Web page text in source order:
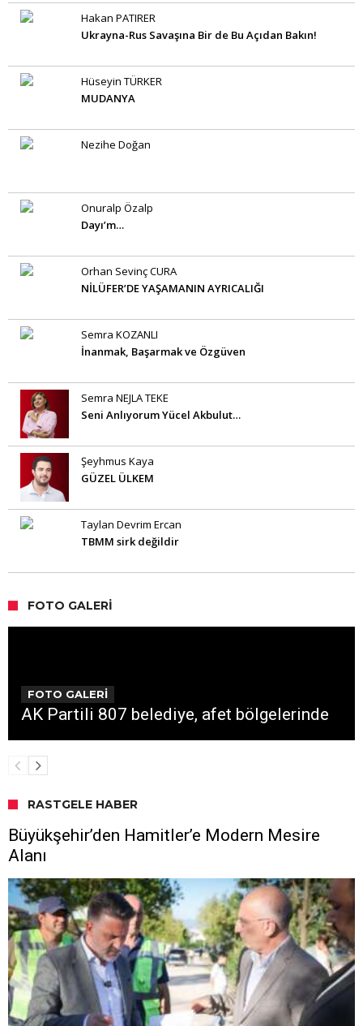
Hakan PATIRER
Ukrayna-Rus Savaşına Bir de Bu Açıdan Bakın!
Hüseyin TÜRKER
MUDANYA
Nezihe Doğan
Onuralp Özalp
Dayı’m…
Orhan Sevinç CURA
NİLÜFER’DE YAŞAMANIN AYRICALIĞI
Semra KOZANLI
İnanmak, Başarmak ve Özgüven
Semra NEJLA TEKE
Seni Anlıyorum Yücel Akbulut…
Şeyhmus Kaya
GÜZEL ÜLKEM
Taylan Devrim Ercan
TBMM sirk değildir
FOTO GALERI
FOTO GALERİ
AK Partili 807 belediye, afet bölgelerinde
RASTGELE HABER
Büyükşehir’den Hamitler’e Modern Mesire
Alanı